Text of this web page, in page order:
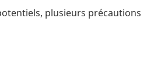
plusieurs précautions